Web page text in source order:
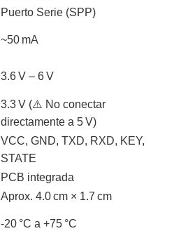
Puerto Serie (SPP)
~50 mA
3.6 V – 6 V
3.3 V (⚠️ No conectar
directamente a 5 V)
VCC, GND, TXD, RXD, KEY,
STATE
PCB integrada
Aprox. 4.0 cm × 1.7 cm
-20 °C a +75 °C